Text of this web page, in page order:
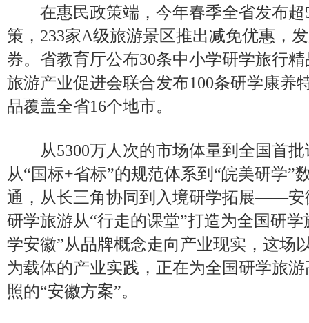
在惠民政策端，今年春季全省发布超
策，233家A级旅游景区推出减免优惠，
券。省教育厅公布30条中小学研学旅行
旅游产业促进会联合发布100条研学康养
品覆盖全省16个地市。
从5300万人次的市场体量到全国首批
从“国标+省标”的规范体系到“皖美研学”
通，从长三角协同到入境研学拓展——安
研学旅游从“行走的课堂”打造为全国研
学安徽”从品牌概念走向产业现实，这场
为载体的产业实践，正在为全国研学旅
照的“安徽方案”。